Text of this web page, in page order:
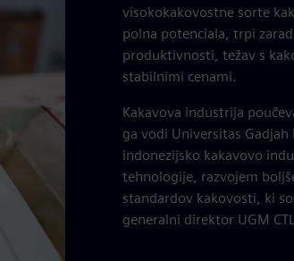
visokokakovostne sorte
polna potenciala, trpi
produktivnosti, težav s
stabilnimi cenami.
Kakavova industrija
ga vodi Universitas
indonezijsko kakavovo
tehnologije, razvojem
standardov kakovosti, ki
generalni direktor UGM